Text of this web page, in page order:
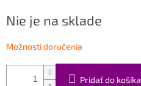
cena:
Nie je na sklade
Možnosti doručenia
Pridať do košíka